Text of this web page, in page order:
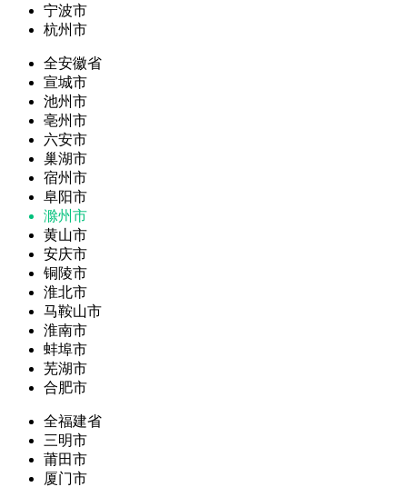
宁波市
杭州市
全安徽省
宣城市
池州市
亳州市
六安市
巢湖市
宿州市
阜阳市
滁州市
黄山市
安庆市
铜陵市
淮北市
马鞍山市
淮南市
蚌埠市
芜湖市
合肥市
全福建省
三明市
莆田市
厦门市